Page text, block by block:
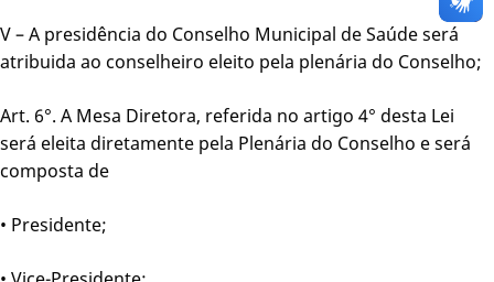
V – A presidência do Conselho Municipal de Saúde será
atribuida ao conselheiro eleito pela plenária do Conselho;
Art. 6°. A Mesa Diretora, referida no artigo 4° desta Lei
será eleita diretamente pela Plenária do Conselho e será
composta de
• Presidente;